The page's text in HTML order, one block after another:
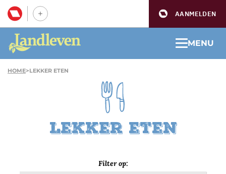
AANMELDEN
MENU
HOME>LEKKER ETEN
Lekker eten
Filter op: